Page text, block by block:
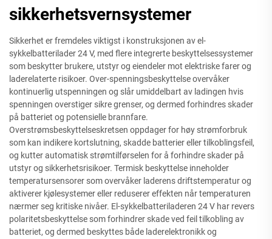
sikkerhetsvernsystemer
Sikkerhet er fremdeles viktigst i konstruksjonen av el-
sykkelbatterilader 24 V, med flere integrerte beskyttelsessystemer
som beskytter brukere, utstyr og eiendeler mot elektriske farer og
laderelaterte risikoer. Over-spenningsbeskyttelse overvåker
kontinuerlig utspenningen og slår umiddelbart av ladingen hvis
spenningen overstiger sikre grenser, og dermed forhindres skader
på batteriet og potensielle brannfare.
Overstrømsbeskyttelseskretsen oppdager for høy strømforbruk
som kan indikere kortslutning, skadde batterier eller tilkoblingsfeil,
og kutter automatisk strømtilførselen for å forhindre skader på
utstyr og sikkerhetsrisikoer. Termisk beskyttelse inneholder
temperatursensorer som overvåker laderens driftstemperatur og
aktiverer kjølesystemer eller reduserer effekten når temperaturen
nærmer seg kritiske nivåer. El-sykkelbatteriladeren 24 V har revers
polaritetsbeskyttelse som forhindrer skade ved feil tilkobling av
batteriet, og dermed beskyttes både laderelektronikk og